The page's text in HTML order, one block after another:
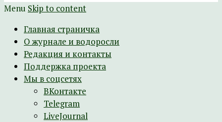
Menu Skip to content
Главная страничка
О журнале и водоросли
Редакция и контакты
Поддержка проекта
Мы в соцсетях
ВКонтакте
Telegram
LiveJournal